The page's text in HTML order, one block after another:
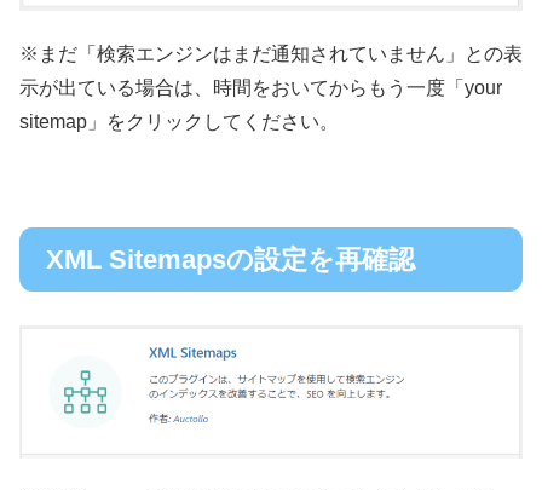
※まだ「検索エンジンはまだ通知されていません」との表
示が出ている場合は、時間をおいてからもう一度「your
sitemap」をクリックしてください。
XML Sitemapsの設定を再確認